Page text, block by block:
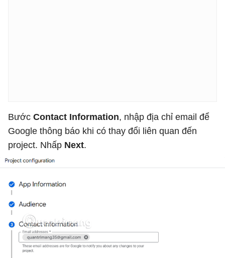
Bước Contact Information, nhập địa chỉ email để
Google thông báo khi có thay đổi liên quan đến
project. Nhấp Next.